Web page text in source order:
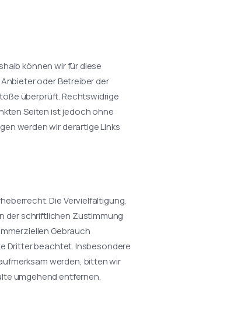
können wir für diese
oder Betreiber der
überprüft. Rechtswidrige
Seiten ist jedoch ohne
werden wir derartige Links
Die Vervielfältigung,
der schriftlichen Zustimmung
Gebrauch
Dritter beachtet. Insbesondere
werden, bitten wir
umgehend entfernen.